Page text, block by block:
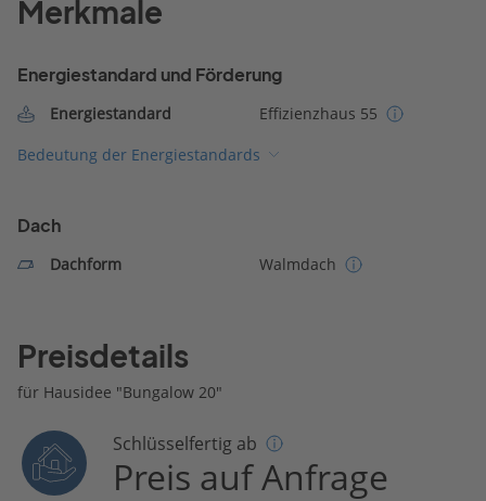
Merkmale
Energiestandard und Förderung
Energiestandard
Effizienzhaus 55
Bedeutung der Energiestandards
Dach
Dachform Walmdach
Preisdetails
für Hausidee "Bungalow 20"
Schlüsselfertig ab
Preis auf Anfrage